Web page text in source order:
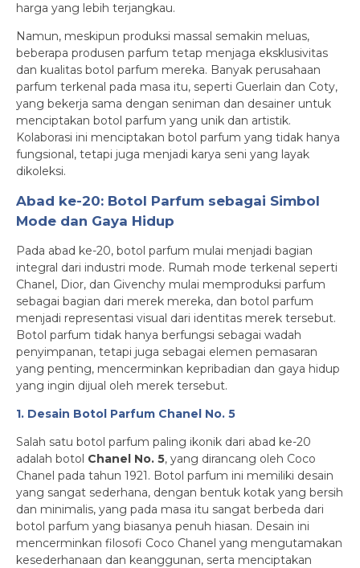
harga yang lebih terjangkau.
Namun, meskipun produksi massal semakin meluas,
beberapa produsen parfum tetap menjaga eksklusivitas
dan kualitas botol parfum mereka. Banyak perusahaan
parfum terkenal pada masa itu, seperti Guerlain dan Coty,
yang bekerja sama dengan seniman dan desainer untuk
menciptakan botol parfum yang unik dan artistik.
Kolaborasi ini menciptakan botol parfum yang tidak hanya
fungsional, tetapi juga menjadi karya seni yang layak
dikoleksi.
Abad ke-20: Botol Parfum sebagai Simbol
Mode dan Gaya Hidup
Pada abad ke-20, botol parfum mulai menjadi bagian
integral dari industri mode. Rumah mode terkenal seperti
Chanel, Dior, dan Givenchy mulai memproduksi parfum
sebagai bagian dari merek mereka, dan botol parfum
menjadi representasi visual dari identitas merek tersebut.
Botol parfum tidak hanya berfungsi sebagai wadah
penyimpanan, tetapi juga sebagai elemen pemasaran
yang penting, mencerminkan kepribadian dan gaya hidup
yang ingin dijual oleh merek tersebut.
1. Desain Botol Parfum Chanel No. 5
Salah satu botol parfum paling ikonik dari abad ke-20
adalah botol Chanel No. 5, yang dirancang oleh Coco
Chanel pada tahun 1921. Botol parfum ini memiliki desain
yang sangat sederhana, dengan bentuk kotak yang bersih
dan minimalis, yang pada masa itu sangat berbeda dari
botol parfum yang biasanya penuh hiasan. Desain ini
mencerminkan filosofi Coco Chanel yang mengutamakan
kesederhanaan dan keanggunan, serta menciptakan